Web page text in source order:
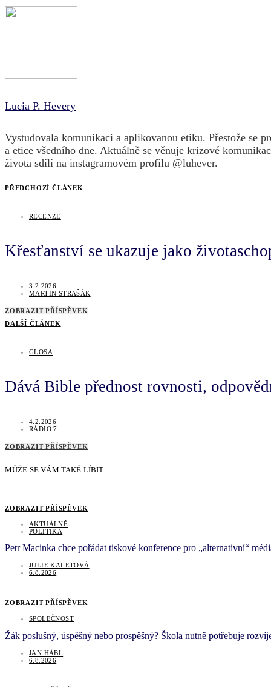
Lucia P. Hevery
Vystudovala komunikaci a aplikovanou etiku. Přestože se
a etice všedního dne. Aktuálně se věnuje krizové
života sdílí na instagramovém profilu @luhever.
PŘEDCHOZÍ ČLÁNEK
RECENZE
Křesťanství se ukazuje jako
3.2.2026
MARTIN STRAŠÁK
ZOBRAZIT PŘÍSPĚVEK
DALŠÍ ČLÁNEK
GLOSA
Dává Bible přednost rovnosti,
4.2.2026
RÁDIO 7
ZOBRAZIT PŘÍSPĚVEK
MŮŽE SE VÁM TAKÉ LÍBIT
ZOBRAZIT PŘÍSPĚVEK
AKTUÁLNĚ
POLITIKA
Petr Macinka chce pořádat tiskové konference pro „alternativní“
JULIE KALETOVÁ
6.8.2026
ZOBRAZIT PŘÍSPĚVEK
SPOLEČNOST
Žák poslušný, úspěšný nebo prospěšný? Škola nutně potřebuje
JAN HÁBL
6.8.2026